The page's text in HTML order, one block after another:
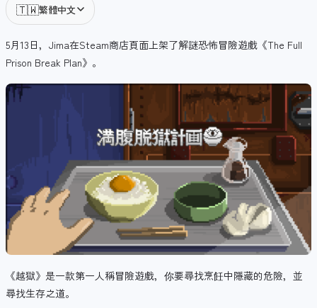
🇹🇼繁體中文
5月13日，Jima在Steam商店頁面上架了解謎恐怖冒險遊戲《The Full
Prison Break Plan》。
《越獄》是一款第一人稱冒險遊戲，你要尋找烹飪中隱藏的危險，並
尋找生存之道。